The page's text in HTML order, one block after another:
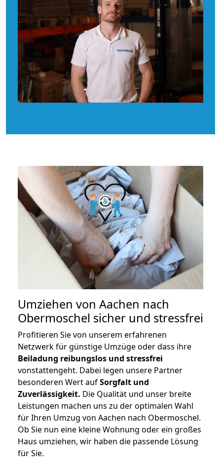
Umziehen von Aachen nach
Obermoschel sicher und stressfrei
Profitieren Sie von unserem erfahrenen
Netzwerk für günstige Umzüge oder dass ihre
Beiladung reibungslos und stressfrei
vonstattengeht. Dabei legen unsere Partner
besonderen Wert aufSorgfalt und
Zuverlässigkeit. Die Qualität und unser breite
Leistungen machen uns zu der optimalen Wahl
für Ihren Umzug von Aachen nach Obermoschel.
Ob Sie nun eine kleine Wohnung oder ein großes
Haus umziehen, wir haben die passende Lösung
für Sie.